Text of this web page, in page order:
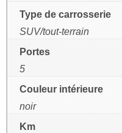
Type de carrosserie
SUV/tout-terrain
Portes
5
Couleur intérieure
noir
Km